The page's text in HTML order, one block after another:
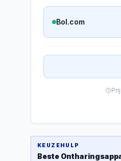
Bol.com
KEUZEHULP
Beste